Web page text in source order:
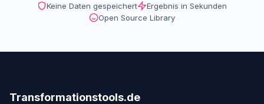
Keine Daten gespeichert
Ergebnis in Sekunden
Open Source Library
Transformationstools.de